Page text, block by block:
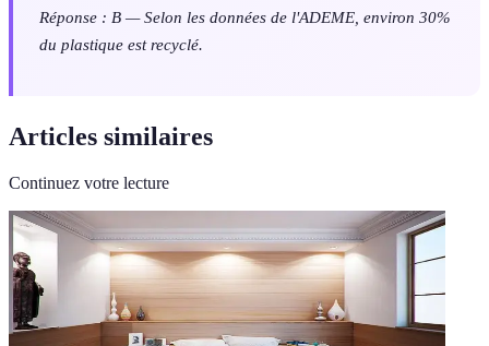
Réponse : B — Selon les données de l'ADEME, environ 30%
du plastique est recyclé.
Articles similaires
Continuez votre lecture